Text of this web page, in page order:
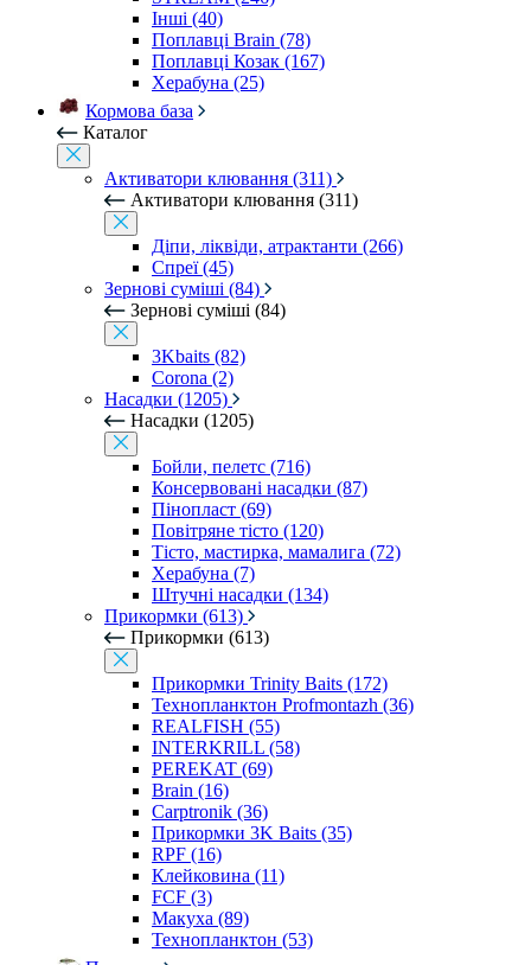
Інші (40)
Поплавці Brain (78)
Поплавці Козак (167)
Херабуна (25)
Кормова база
Каталог
Активатори клювання (311)
Активатори клювання (311)
Діпи, ліквіди, атрактанти (266)
Спреї (45)
Зернові суміші (84)
Зернові суміші (84)
3Kbaits (82)
Corona (2)
Насадки (1205)
Насадки (1205)
Бойли, пелетс (716)
Консервовані насадки (87)
Пінопласт (69)
Повітряне тісто (120)
Тісто, мастирка, мамалига (72)
Херабуна (7)
Штучні насадки (134)
Прикормки (613)
Прикормки (613)
Прикормки Trinity Baits (172)
Технопланктон Profmontazh (36)
REALFISH (55)
INTERKRILL (58)
PEREKAT (69)
Brain (16)
Carptronik (36)
Прикормки 3K Baits (35)
RPF (16)
Клейковина (11)
FCF (3)
Макуха (89)
Технопланктон (53)